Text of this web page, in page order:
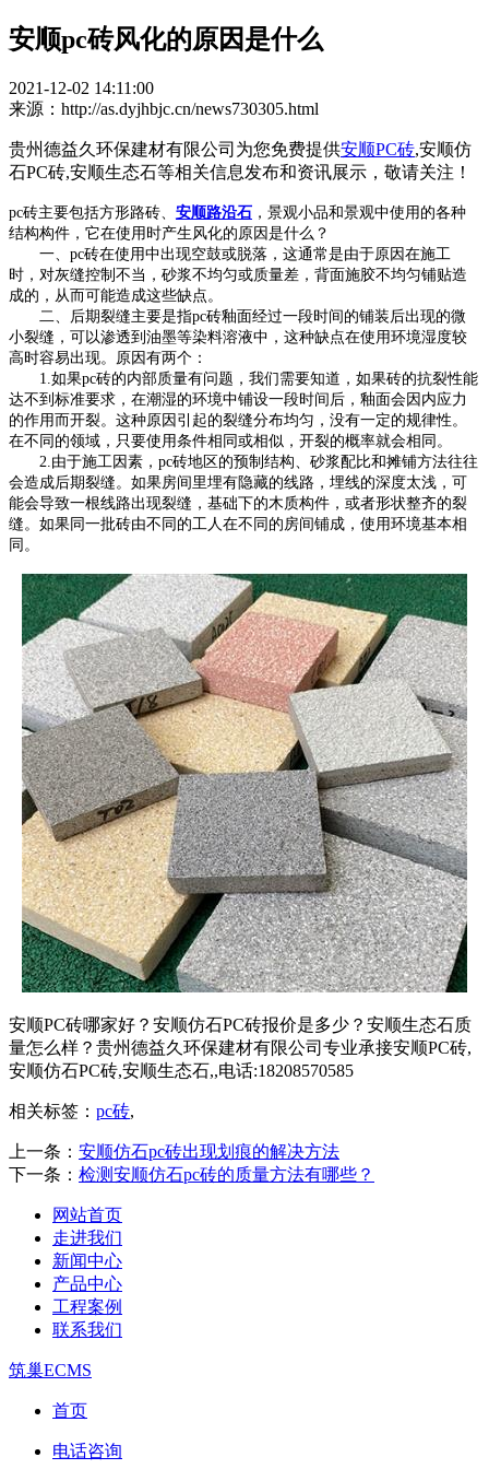
安顺pc砖风化的原因是什么
2021-12-02 14:11:00
来源：http://as.dyjhbjc.cn/news730305.html
贵州德益久环保建材有限公司为您免费提供安顺PC砖,安顺仿
石PC砖,安顺生态石等相关信息发布和资讯展示，敬请关注！
pc砖主要包括方形路砖、 安顺路沿石 ，景观小品和景观中使用的各种
结构构件，它在使用时产生风化的原因是什么？
一、pc砖在使用中出现空鼓或脱落，这通常是由于原因在施工
时，对灰缝控制不当，砂浆不均匀或质量差，背面施胶不均匀铺贴造
成的，从而可能造成这些缺点。
二、后期裂缝主要是指pc砖釉面经过一段时间的铺装后出现的微
小裂缝，可以渗透到油墨等染料溶液中，这种缺点在使用环境湿度较
高时容易出现。原因有两个：
1.如果pc砖的内部质量有问题，我们需要知道，如果砖的抗裂性能
达不到标准要求，在潮湿的环境中铺设一段时间后，釉面会因内应力
的作用而开裂。这种原因引起的裂缝分布均匀，没有一定的规律性。
在不同的领域，只要使用条件相同或相似，开裂的概率就会相同。
2.由于施工因素，pc砖地区的预制结构、砂浆配比和摊铺方法往往
会造成后期裂缝。如果房间里埋有隐藏的线路，埋线的深度太浅，可
能会导致一根线路出现裂缝，基础下的木质构件，或者形状整齐的裂
缝。如果同一批砖由不同的工人在不同的房间铺成，使用环境基本相
同。
安顺PC砖哪家好？安顺仿石PC砖报价是多少？安顺生态石质
量怎么样？贵州德益久环保建材有限公司专业承接安顺PC砖,
安顺仿石PC砖,安顺生态石,,电话:18208570585
相关标签： pc砖,
上一条： 安顺仿石pc砖出现划痕的解决方法
下一条： 检测安顺仿石pc砖的质量方法有哪些？
网站首页
走进我们
新闻中心
产品中心
工程案例
联系我们
筑巢ECMS
首页
电话咨询